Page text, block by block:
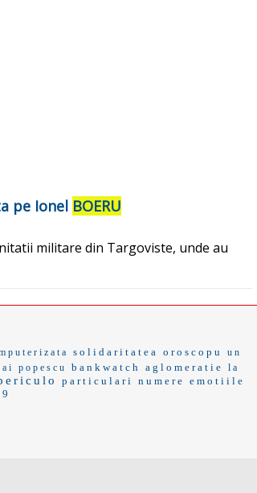
pe Ionel BOERU
militare din Targoviste, unde au
solidaritatea oroscopu
un
popescu bankwatch aglomeratie
la
particulari numere emotiile